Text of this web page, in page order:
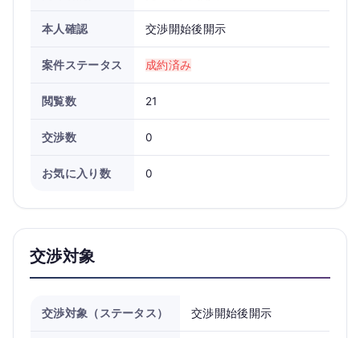
本人確認 交渉開始後開示
案件ステータス 成約済み
閲覧数 21
交渉数 0
お気に入り数 0
交渉対象
交渉対象（ステータス） 交渉開始後開示